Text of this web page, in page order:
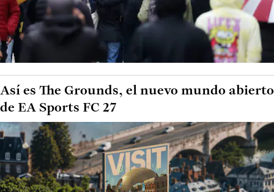
Así es The Grounds, el nuevo mundo abierto
de EA Sports FC 27